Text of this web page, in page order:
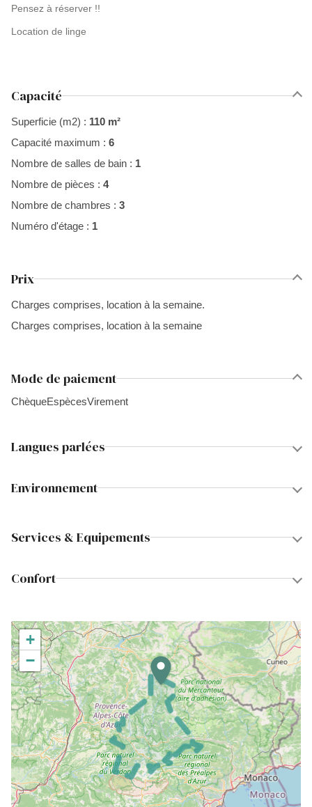
Pensez à réserver !!
Location de linge
Capacité
Superficie (m2) : 110 m²
Capacité maximum : 6
Nombre de salles de bain : 1
Nombre de pièces : 4
Nombre de chambres : 3
Numéro d'étage : 1
Prix
Charges comprises, location à la semaine.
Charges comprises, location à la semaine
Mode de paiement
ChèqueEspècesVirement
Langues parlées
Environnement
Services & Equipements
Confort
+
−